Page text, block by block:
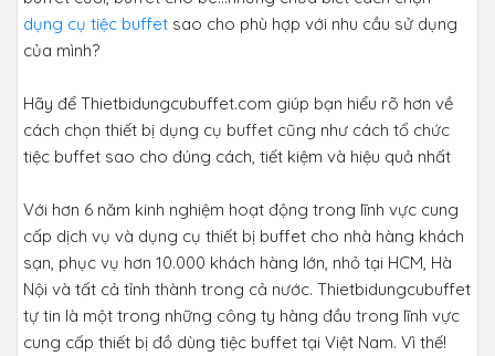
dụng cụ tiệc buffet sao cho phù hợp với nhu cầu sử dụng
của mình?
Hãy để Thietbidungcubuffet.com giúp bạn hiểu rõ hơn về
cách chọn thiết bị dụng cụ buffet cũng như cách tổ chức
tiệc buffet sao cho đúng cách, tiết kiệm và hiệu quả nhất
Với hơn 6 năm kinh nghiệm hoạt động trong lĩnh vực cung
cấp dịch vụ và dụng cụ thiết bị buffet cho nhà hàng khách
sạn, phục vụ hơn 10.000 khách hàng lớn, nhỏ tại HCM, Hà
Nội và tất cả tỉnh thành trong cả nước. Thietbidungcubuffet
tự tin là một trong những công ty hàng đầu trong lĩnh vực
cung cấp thiết bị đồ dùng tiệc buffet tại Việt Nam. Vì thế!